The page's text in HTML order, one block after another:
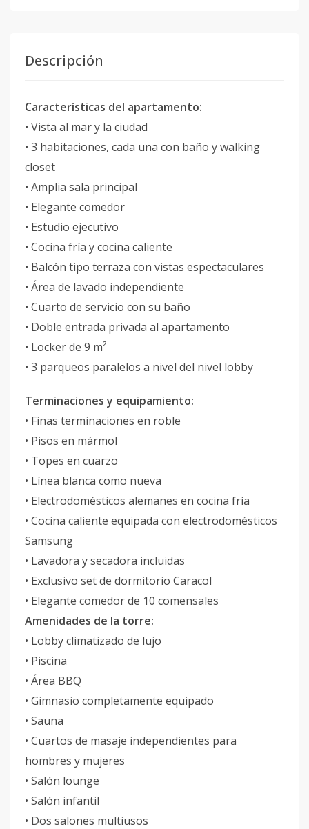
Descripción
Características del apartamento:
• Vista al mar y la ciudad
• 3 habitaciones, cada una con baño y walking
closet
• Amplia sala principal
• Elegante comedor
• Estudio ejecutivo
• Cocina fría y cocina caliente
• Balcón tipo terraza con vistas espectaculares
• Área de lavado independiente
• Cuarto de servicio con su baño
• Doble entrada privada al apartamento
• Locker de 9 m²
• 3 parqueos paralelos a nivel del nivel lobby
Terminaciones y equipamiento:
• Finas terminaciones en roble
• Pisos en mármol
• Topes en cuarzo
• Línea blanca como nueva
• Electrodomésticos alemanes en cocina fría
• Cocina caliente equipada con electrodomésticos
Samsung
• Lavadora y secadora incluidas
• Exclusivo set de dormitorio Caracol
• Elegante comedor de 10 comensales
Amenidades de la torre:
• Lobby climatizado de lujo
• Piscina
• Área BBQ
• Gimnasio completamente equipado
• Sauna
• Cuartos de masaje independientes para
hombres y mujeres
• Salón lounge
• Salón infantil
• Dos salones multiusos